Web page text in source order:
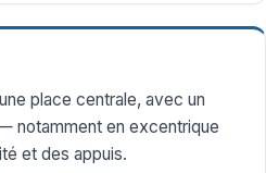
place centrale, avec un
notamment en excentrique
et des appuis.